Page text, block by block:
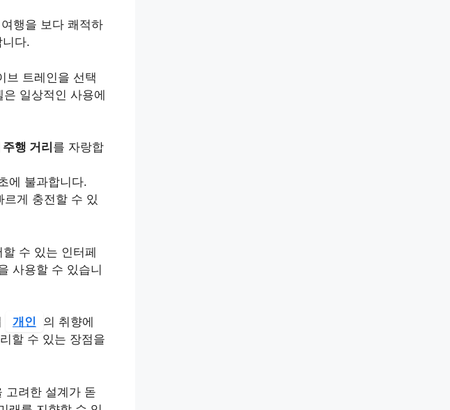
행을 보다 쾌적하
다.
브 트레인을 선택
일상적인 사용에
행 거리 를 자랑합
에 불과합니다.
르게 충전할 수 있
수 있는 인터페
사용할 수 있습니
개인
의 취향에
할 수 있는 장점을
고려한 설계가 돋